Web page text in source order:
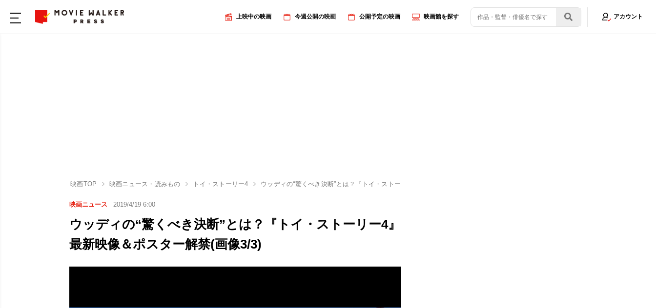
上映中の映画 今週公開の映画 公開予定の映画 映画館を探す アカウント
映画TOP 映画ニュース・読みもの トイ・ストーリー4 ウッディの“驚くべき決断”とは？『トイ・ストーリー4』最新映像＆ポスター解禁
映画ニュース 2019/4/19 6:00
ウッディの“驚くべき決断”とは？『トイ・ストーリー4』
最新映像＆ポスター解禁(画像3/3)